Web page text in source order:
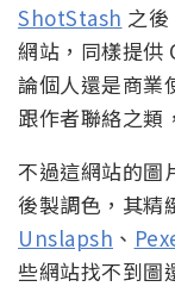
ShotStash 之
網站，同樣提供
論個人還是商業
跟作者聯絡之類
不過這網站的圖
後製調色，其精
Unslapsh 、
些網站找不到圖